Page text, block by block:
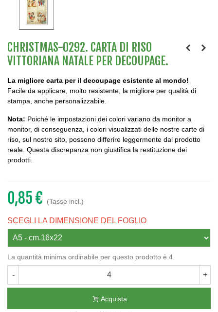
CHRISTMAS-0292. CARTA DI RISO
VITTORIANA NATALE PER DECOUPAGE.
La migliore carta per il decoupage esistente al mondo!
Facile da applicare, molto resistente, la migliore per qualità di
stampa, anche personalizzabile.
Nota: Poiché le impostazioni dei colori variano da monitor a
monitor, di conseguenza, i colori visualizzati delle nostre carte di
riso, sul nostro sito, possono differire leggermente dal prodotto
reale. Questa discrepanza non giustifica la restituzione dei
prodotti.
0,85 € (Tasse incl.)
SCEGLI LA DIMENSIONE DEL FOGLIO
La quantità minima ordinabile per questo prodotto è 4.
- +
Acquista